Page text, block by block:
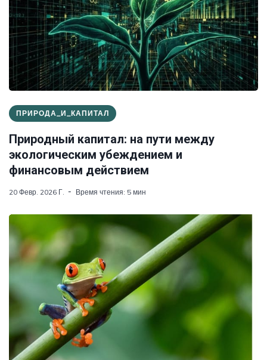
ПРИРОДА_И_КАПИТАЛ
Природный капитал: на пути между
экологическим убеждением и
финансовым действием
20 Февр. 2026 Г. Время чтения: 5 мин